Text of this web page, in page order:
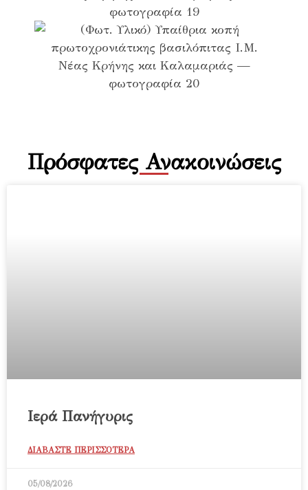
Πρόσφατες Ανακοινώσεις
Ιερά Πανήγυρις
ΔΙΑΒΑΣΤΕ ΠΕΡΙΣΣΟΤΕΡΑ
05/08/2026